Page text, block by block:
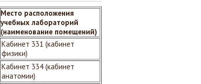
Место расположения
учебных лабораторий
(наименование помещений)
Кабинет 331 (кабинет
физики)
Кабинет 334 (кабинет
анатомии)